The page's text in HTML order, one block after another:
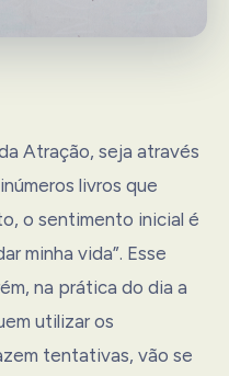
Atração, seja através
livros que
o sentimento inicial é
minha vida”. Esse
na prática do dia a
utilizar os
tentativas, vão se